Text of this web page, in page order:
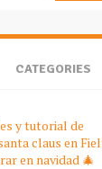
CATEGORIES
y tutorial de
claus en
en navidad 🎄